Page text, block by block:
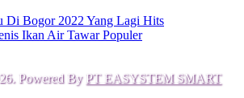
Di Bogor 2022 Yang Lagi Hits
Ikan Air Tawar Populer
Powered By PT EASYSTEM SMART